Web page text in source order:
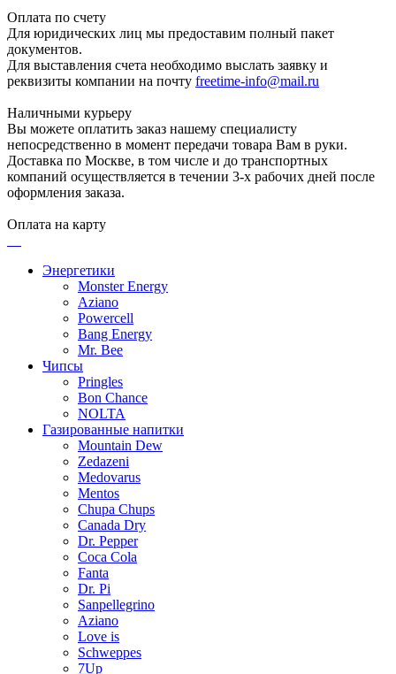
Оплата по счету
Для юридических лиц мы предоставим полный пакет
документов.
Для выставления счета необходимо выслать заявку и
реквизиты компании на почту freetime-info@mail.ru
Наличными курьеру
Вы можете оплатить заказ нашему специалисту
непосредственно в момент передачи товара Вам в руки.
Доставка по Москве, в том числе и до транспортных
компаний осуществляется в течении 3-х рабочих дней после
оформления заказа.
Оплата на карту
Энергетики
Monster Energy
Aziano
Powercell
Bang Energy
Mr. Bee
Чипсы
Pringles
Bon Chance
NOLTA
Газированные напитки
Mountain Dew
Zedazeni
Medovarus
Mentos
Chupa Chups
Canada Dry
Dr. Pepper
Coca Cola
Fanta
Dr. Pi
Sanpellegrino
Aziano
Love is
Schweppes
7Up